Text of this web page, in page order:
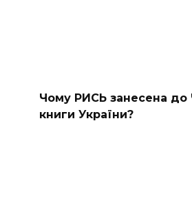
Чому РИСЬ занесена до
книги України?